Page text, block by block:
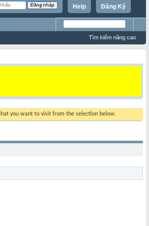
Đăng Ký
Help
Tìm kiếm nâng cao
you want to visit from the selection below.